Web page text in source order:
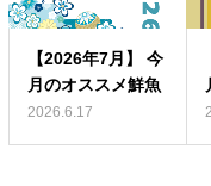
【2026年7月】 今
月のオススメ鮮魚
2026.6.17